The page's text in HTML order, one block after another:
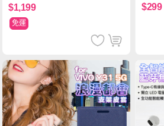
$1,199
免運
$299